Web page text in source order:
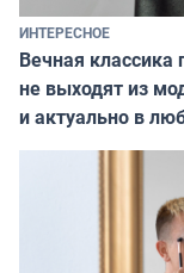
ИНТЕРЕСНОЕ
Вечная
не выходят из
и актуально в